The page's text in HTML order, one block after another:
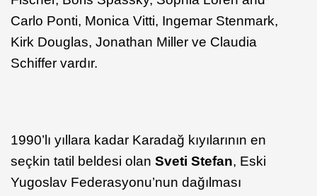
Carlo Ponti, Monica Vitti, Ingemar Stenmark,
Kirk Douglas, Jonathan Miller ve Claudia
Schiffer vardır.
1990’lı yıllara kadar Karadağ kıyılarının en
seçkin tatil beldesi olan Sveti Stefan, Eski
Yugoslav Federasyonu’nun dağılması